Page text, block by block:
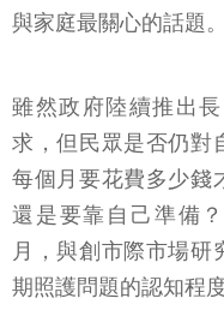
與家庭最關心的話題。
雖然政府陸續推出
求，但民眾是否仍對
每個月要花費多少錢
還是要靠自己準備
月，與創市際市場
期照護問題的認知程